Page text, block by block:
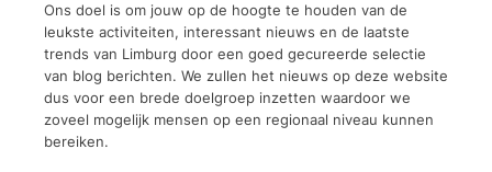
Ons doel is om jouw op de hoogte te houden van de
leukste activiteiten, interessant nieuws en de laatste
trends van Limburg door een goed gecureerde selectie
van blog berichten. We zullen het nieuws op deze website
dus voor een brede doelgroep inzetten waardoor we
zoveel mogelijk mensen op een regionaal niveau kunnen
bereiken.